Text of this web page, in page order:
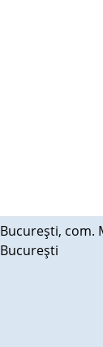
Bucureşti, com.
Bucureşti